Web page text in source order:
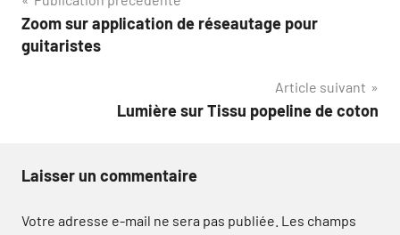
de
Zoom sur application de réseautage pour
guitaristes
Article suivant
Lumière sur Tissu popeline de coton
Laisser un commentaire
Votre adresse e-mail ne sera pas publiée. Les champs